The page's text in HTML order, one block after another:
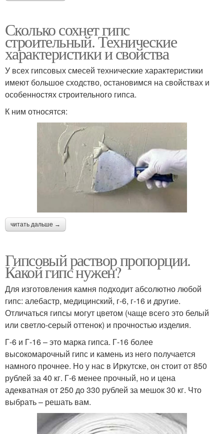
Сколько сохнет гипс
строительный. Технические
характеристики и свойства
У всех гипсовых смесей технические характеристики
имеют большое сходство, остановимся на свойствах и
особенностях строительного гипса.
К ним относятся:
читать дальше →
Гипсовый раствор пропорции.
Какой гипс нужен?
Для изготовления камня подходит абсолютно любой
гипс: алебастр, медицинский, г-6, г-16 и другие.
Отличаться гипсы могут цветом (чаще всего это белый
или светло-серый оттенок) и прочностью изделия.
Г-6 и Г-16 – это марка гипса. Г-16 более
высокомарочный гипс и камень из него получается
намного прочнее. Но у нас в Иркутске, он стоит от 850
рублей за 40 кг. Г-6 менее прочный, но и цена
адекватная от 250 до 330 рублей за мешок 30 кг. Что
выбрать – решать вам.